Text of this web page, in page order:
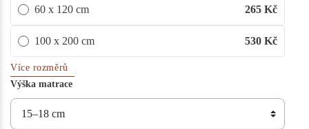
60 x 120 cm 265 Kč
100 x 200 cm 530 Kč
Více rozměrů
Výška matrace